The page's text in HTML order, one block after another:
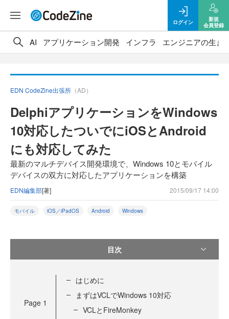
ログイン
新規
会員登録
AI アプリケーション開発 インフラ エンジニアの生き
EDN CodeZine出張所 （AD）
DelphiアプリケーションをWindows
10対応したついでにiOSとAndroid
にも対応してみた
最新のマルチデバイス開発環境で、Windows 10とモバイル
デバイスの双方に対応したアプリケーションを構築
EDN編集部[著] 2015/09/17 14:00
モバイル iOS／iPadOS Android Windows
目次
Page 1
はじめに
まずはVCLでWindows 10対応
VCLとFireMonkey